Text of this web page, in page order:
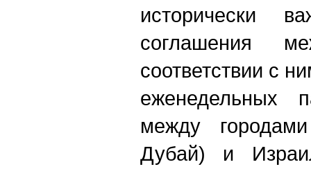
исторически
соглашения
соответствии с
еженедельных
между
Дубай) и